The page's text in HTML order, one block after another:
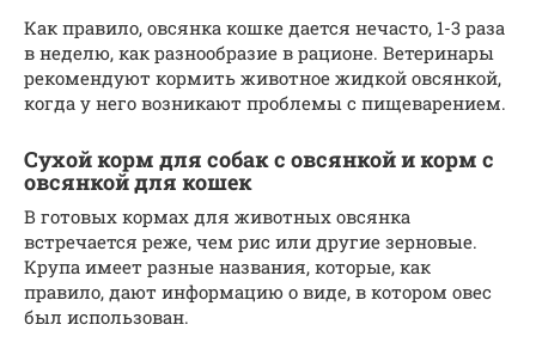
Как правило, овсянка кошке дается нечасто, 1-3 раза
в неделю, как разнообразие в рационе. Ветеринары
рекомендуют кормить животное жидкой овсянкой,
когда у него возникают проблемы с пищеварением.
Сухой корм для собак с овсянкой и корм с
овсянкой для кошек
В готовых кормах для животных овсянка
встречается реже, чем рис или другие зерновые.
Крупа имеет разные названия, которые, как
правило, дают информацию о виде, в котором овес
был использован.